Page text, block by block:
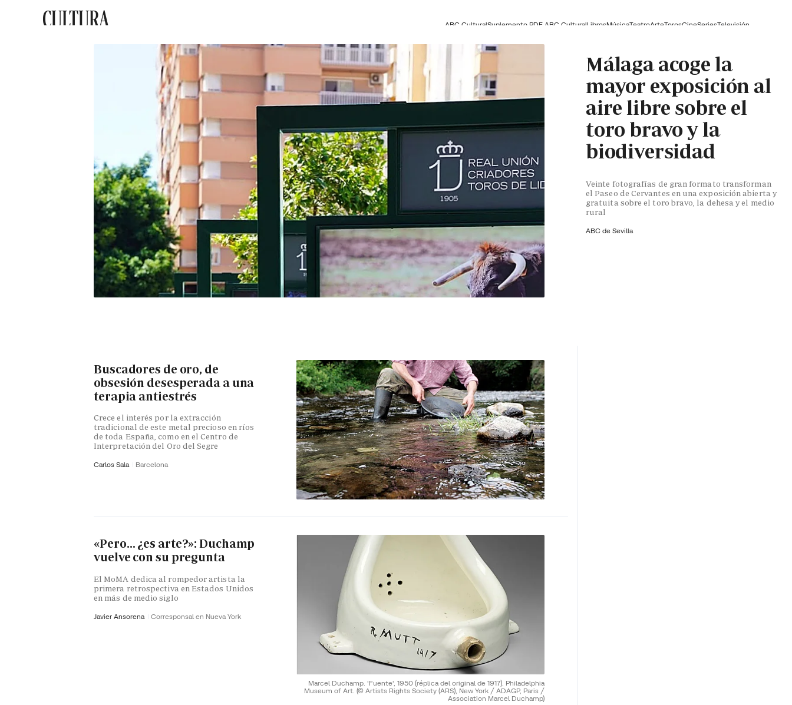
CULTURA ABC CulturalSuplemento PDF ABC CulturalLibrosMúsicaTeatroArteTorosCineSeriesTelevisión
Málaga acoge la
mayor exposición al
aire libre sobre el
toro bravo y la
biodiversidad
Veinte fotografías de gran formato transforman
el Paseo de Cervantes en una exposición abierta y
gratuita sobre el toro bravo, la dehesa y el medio
rural
ABC de Sevilla
Buscadores de oro, de
obsesión desesperada a una
terapia antiestrés
Crece el interés por la extracción
tradicional de este metal precioso en ríos
de toda España, como en el Centro de
Interpretación del Oro del Segre
Carlos Sala Barcelona
Marcel Duchamp. 'Fuente', 1950 (réplica del original de 1917). Philadelphia
Museum of Art. (© Artists Rights Society (ARS), New York / ADAGP, Paris /
Association Marcel Duchamp)
«Pero… ¿es arte?»: Duchamp
vuelve con su pregunta
El MoMA dedica al rompedor artista la
primera retrospectiva en Estados Unidos
en más de medio siglo
Javier Ansorena Corresponsal en Nueva York